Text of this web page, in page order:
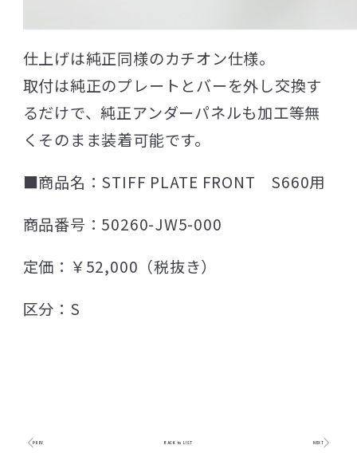
仕上げは純正同様のカチオン仕様。
取付は純正のプレートとバーを外し交換す
るだけで、純正アンダーパネルも加工等無
くそのまま装着可能です。
■商品名：STIFF PLATE FRONT S660用
商品番号：50260-JW5-000
定価：￥52,000（税抜き）
区分：S
PREV BACK to LIST NEXT